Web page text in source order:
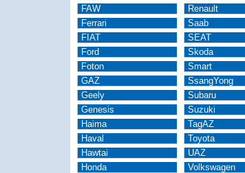
FAW
Ferrari
FIAT
Ford
Foton
GAZ
Geely
Genesis
Haima
Haval
Hawtai
Honda
Renault
Saab
SEAT
Skoda
Smart
SsangYong
Subaru
Suzuki
TagAZ
Toyota
UAZ
Volkswagen